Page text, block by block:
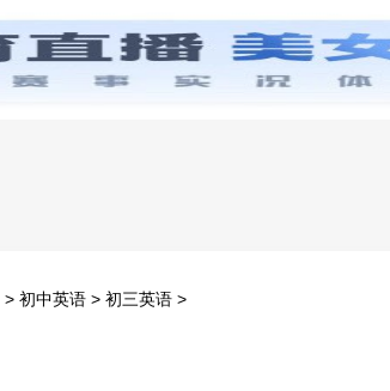
首页 零基础学英语
> 初中英语 > 初三英语 >